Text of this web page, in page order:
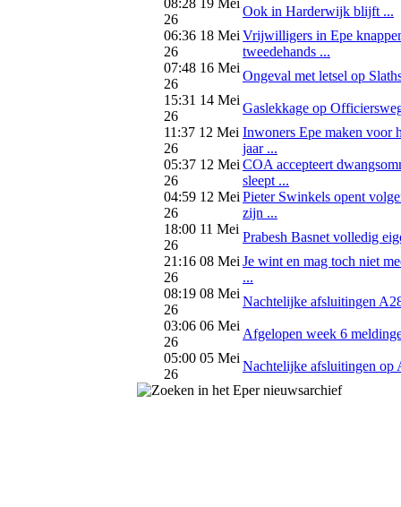
08:28 19 Mei
26
Ook in Harderwijk blijft ...
06:36 18 Mei
26
Vrijwilligers in Epe
tweedehands ...
07:48 16 Mei
26
Ongeval met letsel op
15:31 14 Mei
26
Gaslekkage op
11:37 12 Mei
26
Inwoners Epe maken voor
jaar ...
05:37 12 Mei
26
COA accepteert
sleept ...
04:59 12 Mei
26
Pieter Swinkels opent
zijn ...
18:00 11 Mei
26
Prabesh Basnet volledig
21:16 08 Mei
26
Je wint en mag toch niet
...
08:19 08 Mei
26
Nachtelijke afsluitingen
03:06 06 Mei
26
Afgelopen week 6
05:00 05 Mei
26
Nachtelijke afsluitingen op